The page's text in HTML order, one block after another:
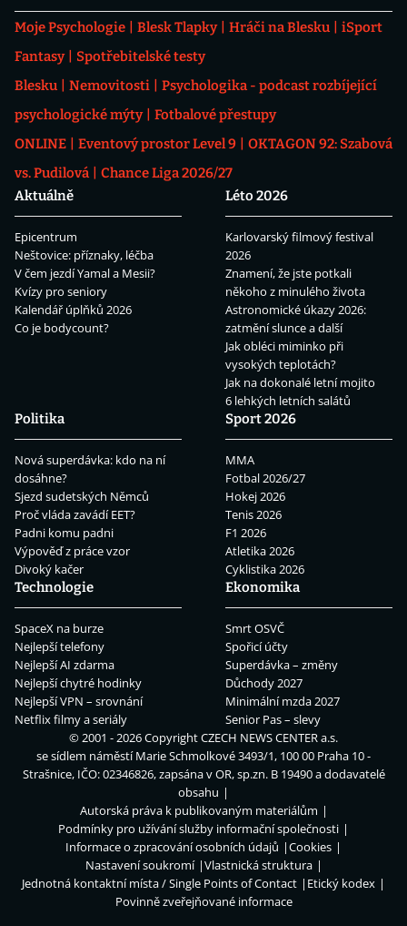
Moje Psychologie Blesk Tlapky Hráči na Blesku
iSport
Fantasy
Spotřebitelské testy
Blesku
Nemovitosti
Psychologika - podcast rozbíjející
psychologické mýty
Fotbalové přestupy
ONLINE
Eventový prostor Level 9
OKTAGON 92: Szabová
vs. Pudilová
Chance Liga 2026/27
Aktuálně
Epicentrum
Neštovice: příznaky, léčba
V čem jezdí Yamal a Mesii?
Kvízy pro seniory
Kalendář úplňků 2026
Co je bodycount?
Léto 2026
Karlovarský filmový festival
2026
Znamení, že jste potkali
někoho z minulého života
Astronomické úkazy 2026:
zatmění slunce a další
Jak obléci miminko při
vysokých teplotách?
Jak na dokonalé letní mojito
6 lehkých letních salátů
Politika
Nová superdávka: kdo na ní
dosáhne?
Sjezd sudetských Němců
Proč vláda zavádí EET?
Padni komu padni
Výpověď z práce vzor
Divoký kačer
Sport 2026
MMA
Fotbal 2026/27
Hokej 2026
Tenis 2026
F1 2026
Atletika 2026
Cyklistika 2026
Technologie
SpaceX na burze
Nejlepší telefony
Nejlepší AI zdarma
Nejlepší chytré hodinky
Nejlepší VPN – srovnání
Netflix filmy a seriály
Ekonomika
Smrt OSVČ
Spořicí účty
Superdávka – změny
Důchody 2027
Minimální mzda 2027
Senior Pas – slevy
© 2001 - 2026 CopyrightCZECH NEWS CENTER a.s.
se sídlem náměstí Marie Schmolkové 3493/1, 100 00 Praha 10 -
Strašnice, IČO: 02346826, zapsána v OR, sp.zn. B 19490 a dodavatelé
obsahu
Autorská práva k publikovaným materiálům
Podmínky pro užívání služby informační společnosti
Informace o zpracování osobních údajů
Cookies
Nastavení soukromí
Vlastnická struktura
Jednotná kontaktní místa / Single Points of Contact
Etický kodex
Povinně zveřejňované informace